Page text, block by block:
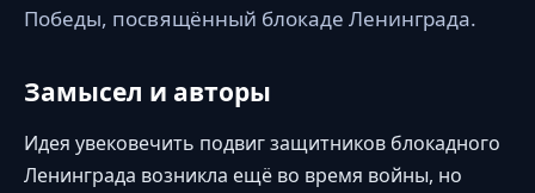
Победы, посвящённый блокаде Ленинграда.
Замысел и авторы
Идея увековечить подвиг защитников блокадного
Ленинграда возникла ещё во время войны, но